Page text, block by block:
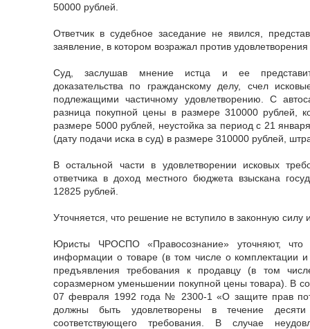
50000 рублей.
Ответчик в судебное заседание не явился,
заявление, в котором возражал против
Суд, заслушав мнение истца и ее
доказательства по гражданскому делу, счел
подлежащими частичному удовлетворению. С
разница покупной цены в размере 310000 рублей,
размере 5000 рублей, неустойка за период с 21
(дату подачи иска в суд) в размере 310000 рублей,
В остальной части в удовлетворении исковых
ответчика в доход местного бюджета взыскана
12825 рублей.
Уточняется, что решение не вступило в законную
Юристы ЧРОСПО «Правосознание» уточняют, что
информации о товаре (в том числе о комплектации
предъявления требования к продавцу (в том
соразмерном уменьшении покупной цены товара). В
07 февраля 1992 года № 2300-1 «О защите прав
должны быть удовлетворены в течение
соответствующего требования. В случае